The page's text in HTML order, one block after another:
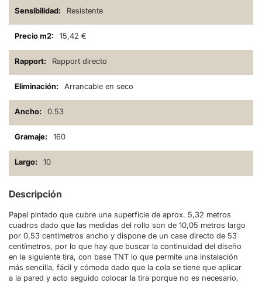
Resistente
15,42 €
Rapport directo
Arrancable en seco
0.53
160
10
Descripción
Papel pintado que cubre una superficie de aprox. 5,32 metros
cuadros dado que las medidas del rollo son de 10,05 metros largo
por 0,53 centímetros ancho y dispone de un case directo de 53
centímetros, por lo que hay que buscar la continuidad del diseño
en la siguiente tira, con base TNT lo que permite una instalación
más sencilla, fácil y cómoda dado que la cola se tiene que aplicar
a la pared y acto seguido colocar la tira porque no es necesario,